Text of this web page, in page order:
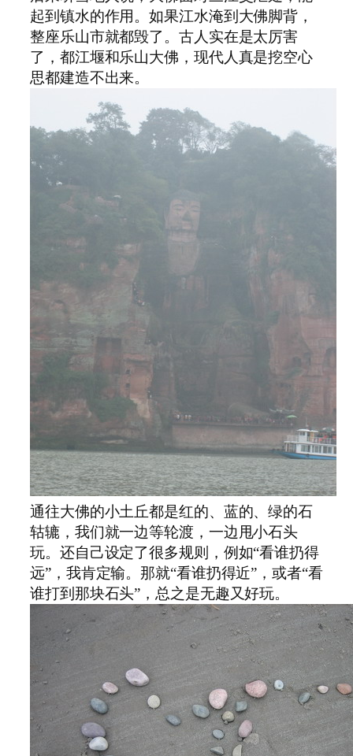
起到镇水的作用。如果江水淹到大佛脚背，
整座乐山市就都毁了。古人实在是太厉害
了，都江堰和乐山大佛，现代人真是挖空心
思都建造不出来。
通往大佛的小土丘都是红的、蓝的、绿的石
轱辘，我们就一边等轮渡，一边甩小石头
玩。还自己设定了很多规则，例如“看谁扔得
远”，我肯定输。那就“看谁扔得近”，或者“看
谁打到那块石头”，总之是无趣又好玩。